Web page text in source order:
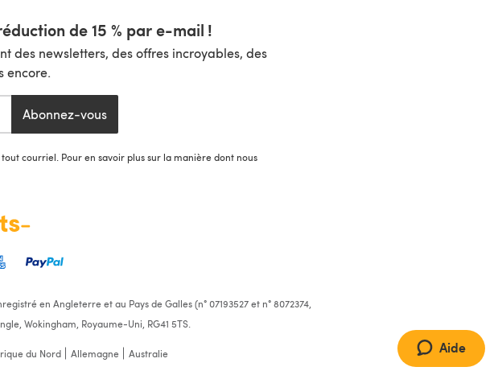
de 15 % par e-mail !
des newsletters, des offres incroyables, des
encore.
Abonnez-vous
courriel. Pour en savoir plus sur la manière dont nous
en Angleterre et au Pays de Galles (n° 07193527 et n° 8072374,
Wokingham, Royaume-Uni, RG41 5TS.
du Nord Allemagne Australie Aide